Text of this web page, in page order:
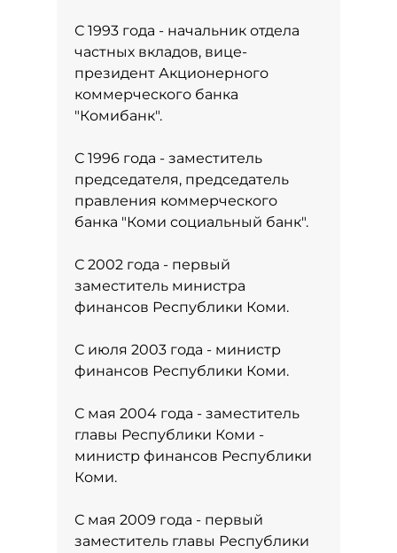
С 1993 года - начальник отдела
частных вкладов, вице-
президент Акционерного
коммерческого банка
"Комибанк".
С 1996 года - заместитель
председателя, председатель
правления коммерческого
банка "Коми социальный банк".
С 2002 года - первый
заместитель министра
финансов Республики Коми.
С июля 2003 года - министр
финансов Республики Коми.
С мая 2004 года - заместитель
главы Республики Коми -
министр финансов Республики
Коми.
С мая 2009 года - первый
заместитель главы Республики